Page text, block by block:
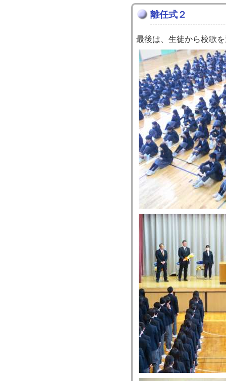
離任式２
最後は、生徒から校歌